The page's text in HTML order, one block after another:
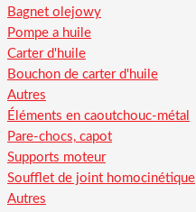
Bagnet olejowy
Pompe a huile
Carter d'huile
Bouchon de carter d'huile
Autres
Éléments en caoutchouc-métal
Pare-chocs, capot
Supports moteur
Soufflet de joint homocinétique
Autres